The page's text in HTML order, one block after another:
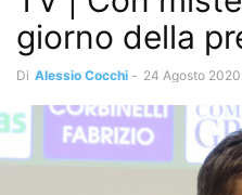
giorno della
Di Alessio Cocchi - 24 Agosto 2020